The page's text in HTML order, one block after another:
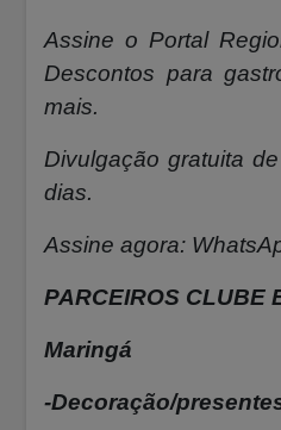
Assine o Portal
Descontos para
mais.
Divulgação gratuita
dias.
Assine agora:
PARCEIROS CLUBE
Maringá
-Decoração/